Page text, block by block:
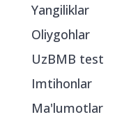
Yangiliklar
Oliygohlar
UzBMB test
Imtihonlar
Ma'lumotlar